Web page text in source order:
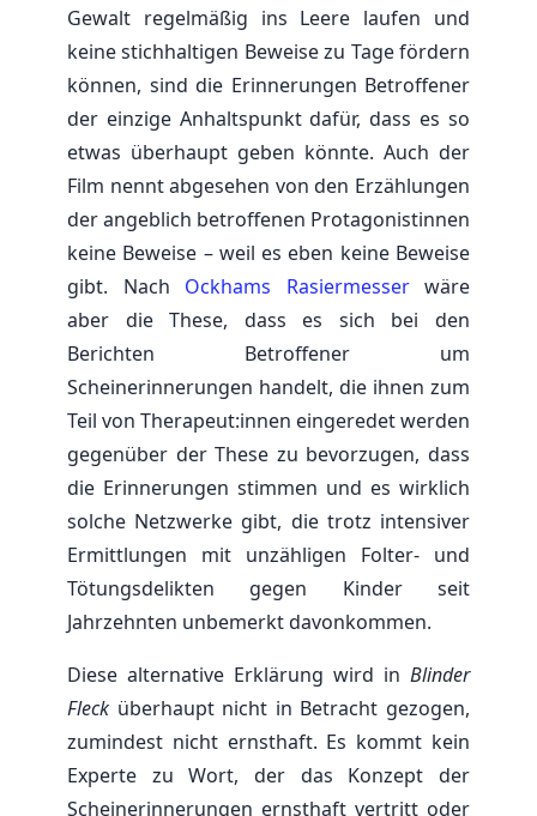
Gewalt regelmäßig ins Leere laufen und
keine stichhaltigen Beweise zu Tage fördern
können, sind die Erinnerungen Betroffener
der einzige Anhaltspunkt dafür, dass es so
etwas überhaupt geben könnte. Auch der
Film nennt abgesehen von den Erzählungen
der angeblich betroffenen Protagonistinnen
keine Beweise – weil es eben keine Beweise
gibt. Nach Ockhams Rasiermesserwäre
aber die These, dass es sich bei den
Berichten Betroffener um
Scheinerinnerungen handelt, die ihnen zum
Teil von Therapeut:innen eingeredet werden
gegenüber der These zu bevorzugen, dass
die Erinnerungen stimmen und es wirklich
solche Netzwerke gibt, die trotz intensiver
Ermittlungen mit unzähligen Folter- und
Tötungsdelikten gegen Kinder seit
Jahrzehnten unbemerkt davonkommen.
Diese alternative Erklärung wird in Blinder
Fleck überhaupt nicht in Betracht gezogen,
zumindest nicht ernsthaft. Es kommt kein
Experte zu Wort, der das Konzept der
Scheinerinnerungen ernsthaft vertritt oder